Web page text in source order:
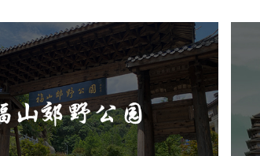
福山郊野公园
公园 AI人工智能
智慧公园